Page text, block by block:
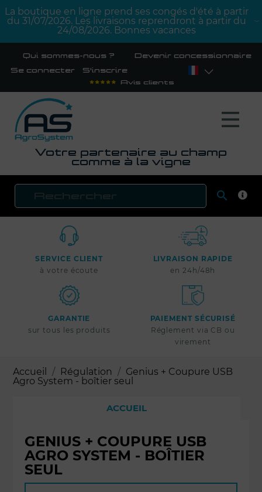
La boutique en ligne prend ses congés d'été à partir
du 31/07/2026. Les livraisons reprendront à partir du
24/08/2026. Bonnes vacances
Qui sommes-nous ? Devenir concessionnaire
Se connecter
S'inscrire
Avis clients
Votre partenaire au champ
comme à la vigne

SERVICE CLIENT
à votre écoute
LIVRAISON RAPIDE
en 24h/48h
GARANTIE
sur tous les produits
PAIEMENT SÉCURISÉ
Réglement via CB ou
virement
Accueil Régulation
Genius + Coupure USB
Agro System - boîtier seul
ACCUEIL
GENIUS + COUPURE USB
AGRO SYSTEM - BOÎTIER
SEUL